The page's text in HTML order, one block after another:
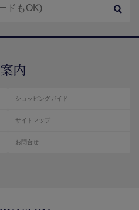
ショッピングガイド
サイトマップ
お問合せ